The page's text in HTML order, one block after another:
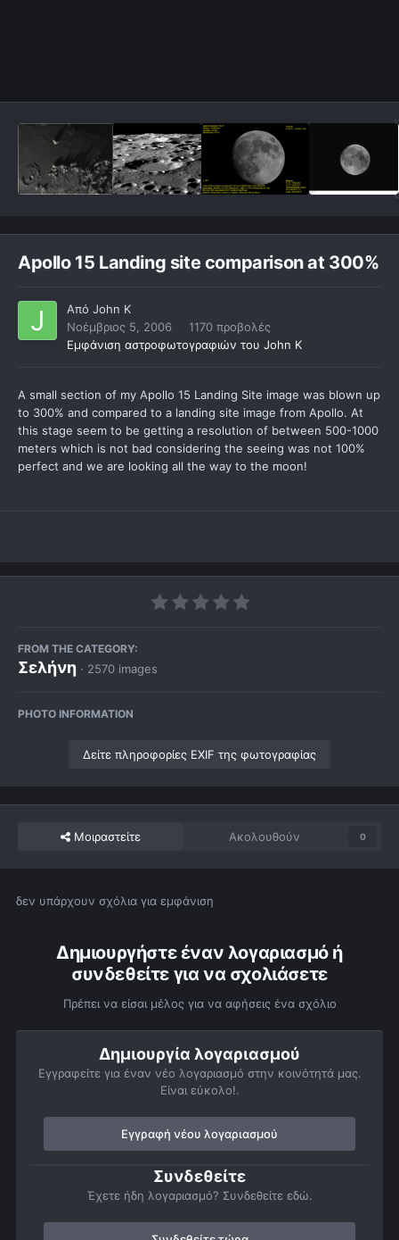
Apollo 15 Landing site comparison at 300%
Από John K
Νοέμβριος 5, 2006
1170 προβολές
Εμφάνιση αστροφωτογραφιών του John K
A small section of my Apollo 15 Landing Site image was blown up
to 300% and compared to a landing site image from Apollo. At
this stage seem to be getting a resolution of between 500-1000
meters which is not bad considering the seeing was not 100%
perfect and we are looking all the way to the moon!
FROM THE CATEGORY:
Σελήνη · 2570 images
PHOTO INFORMATION
Δείτε πληροφορίες EXIF της φωτογραφίας
Μοιραστείτε Ακολουθούν 0
δεν υπάρχουν σχόλια για εμφάνιση
Δημιουργήστε έναν λογαριασμό ή
συνδεθείτε για να σχολιάσετε
Πρέπει να είσαι μέλος για να αφήσεις ένα σχόλιο
Δημιουργία λογαριασμού
Εγγραφείτε για έναν νέο λογαριασμό στην κοινότητά μας.
Είναι εύκολο!.
Εγγραφή νέου λογαριασμού
Συνδεθείτε
Έχετε ήδη λογαριασμό? Συνδεθείτε εδώ.